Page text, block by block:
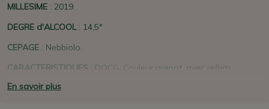
MILLESIME : 2019.
DEGRE d'ALCOOL: 14,5°
CEPAGE : Nebbiolo.
CARACTERISTIQUES : DOCG. Couleur grenat, avec reflets
fruits et fleurs s'amalgament avec celles d' épices. En bouche il
En savoir plus